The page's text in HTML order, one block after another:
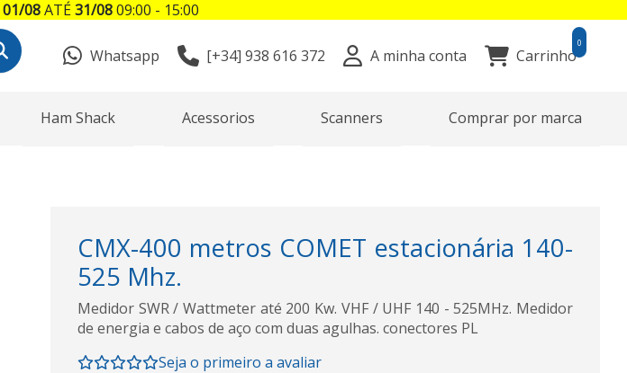
Whatsapp [+34] 938 616 372 A minha conta Carrinho
0
Ham Shack Acessorios Scanners Comprar por marca
CMX-400 metros COMET estacionária 140-
525 Mhz.
Medidor SWR / Wattmeter até 200 Kw. VHF / UHF 140 - 525MHz. Medidor
de energia e cabos de aço com duas agulhas. conectores PL
Seja o primeiro a avaliar
01/08ATÉ31/0809:00 - 15:00